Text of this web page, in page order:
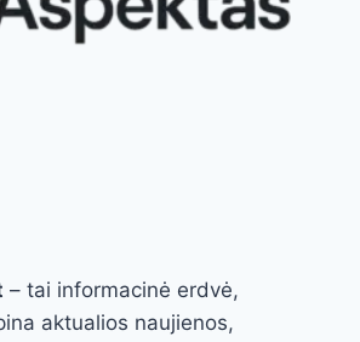
– tai informacinė erdvė,
aktualios naujienos,